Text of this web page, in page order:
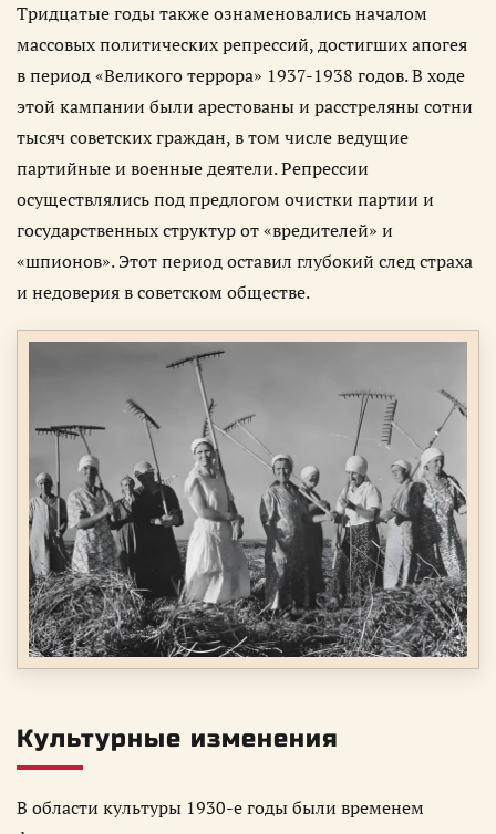
Тридцатые годы также ознаменовались началом
массовых политических репрессий, достигших апогея
в период «Великого террора» 1937-1938 годов. В ходе
этой кампании были арестованы и расстреляны сотни
тысяч советских граждан, в том числе ведущие
партийные и военные деятели. Репрессии
осуществлялись под предлогом очистки партии и
государственных структур от «вредителей» и
«шпионов». Этот период оставил глубокий след страха
и недоверия в советском обществе.
Культурные изменения
В области культуры 1930-е годы были временем